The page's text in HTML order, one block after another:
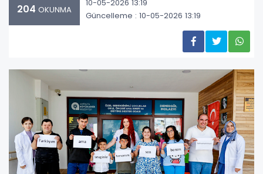
204 OKUNMA
10-05-2026 13:19
Güncelleme : 10-05-2026 13:19